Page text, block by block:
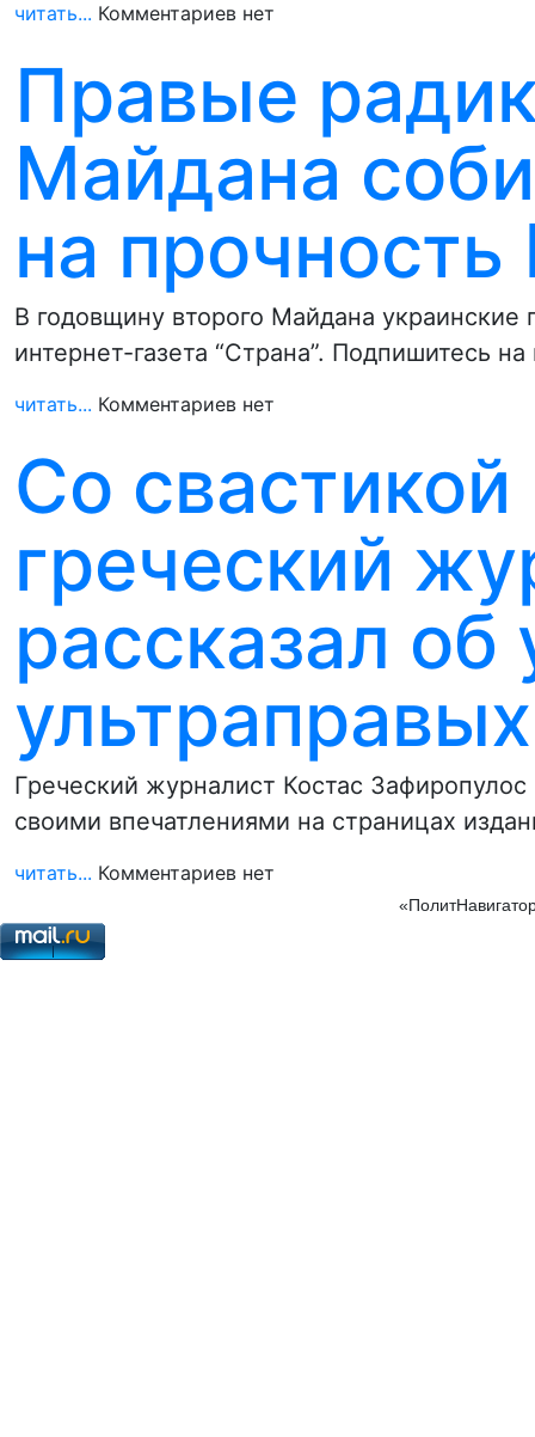
читать... Комментариев нет
Правые
Майдана
на
В годовщину второго Майдана
интернет-газета “Страна”. Подпишитесь
читать... Комментариев нет
Со
греческий
рассказал об
ультраправых
Греческий журналист Костас
своими впечатлениями на страницах
читать... Комментариев нет